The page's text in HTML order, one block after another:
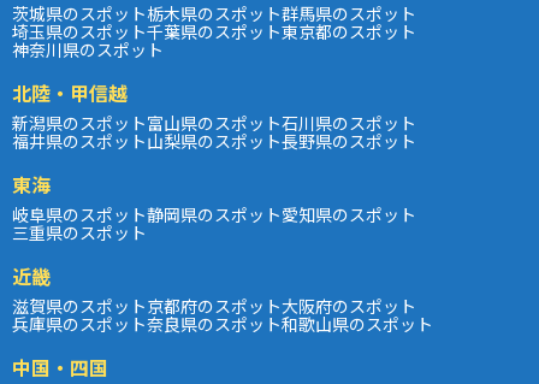
茨城県のスポット栃木県のスポット群馬県のスポット
埼玉県のスポット千葉県のスポット東京都のスポット
神奈川県のスポット
北陸・甲信越
新潟県のスポット富山県のスポット石川県のスポット
福井県のスポット山梨県のスポット長野県のスポット
東海
岐阜県のスポット静岡県のスポット愛知県のスポット
三重県のスポット
近畿
滋賀県のスポット京都府のスポット大阪府のスポット
兵庫県のスポット奈良県のスポット和歌山県のスポット
中国・四国